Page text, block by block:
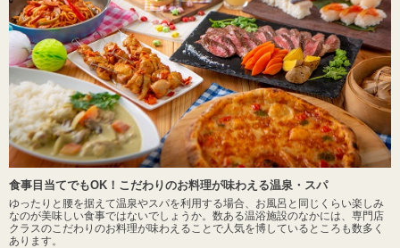
食事目当てでもOK！こだわりのお料理が味わえる温泉・スパ
ゆったりと腰を据えて温泉やスパを利用する場合、お風呂と同じくらい楽しみ
なのが美味しい食事ではないでしょうか。数ある温浴施設のなかには、専門店
クラスのこだわりのお料理が味わえることで人気を博しているところも数多く
あります。